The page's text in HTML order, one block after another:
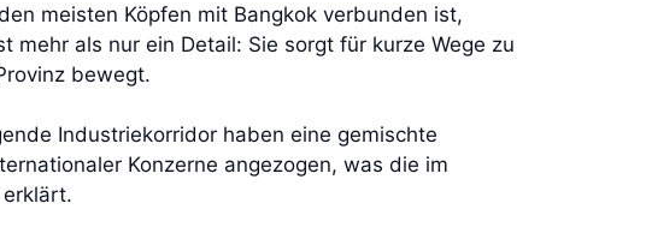
meisten Köpfen mit Bangkok verbunden ist,
als nur ein Detail: Sie sorgt für kurze Wege zu
bewegt.
Industriekorridor haben eine gemischte
Konzerne angezogen, was die im